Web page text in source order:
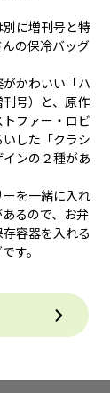
に増刊号と特
の保冷バッグ
かわいい「ハ
号）と、原作
ファー・ロビ
した「クラシ
ンの２種があ
を一緒に入れ
るので、お弁
容器を入れる
す。